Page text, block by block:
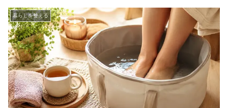
暮らしを整える